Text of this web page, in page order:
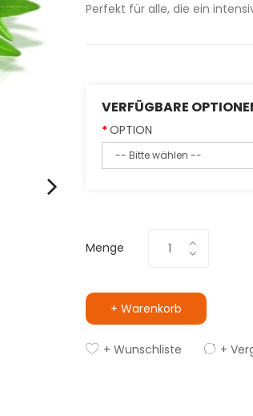
Perfekt für alle, die ein
VERFÜGBARE
OPTION
Menge
+ Warenkorb
+ Wunschliste +